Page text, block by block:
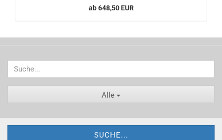
ab 648,50 EUR
Alle
SUCHE...